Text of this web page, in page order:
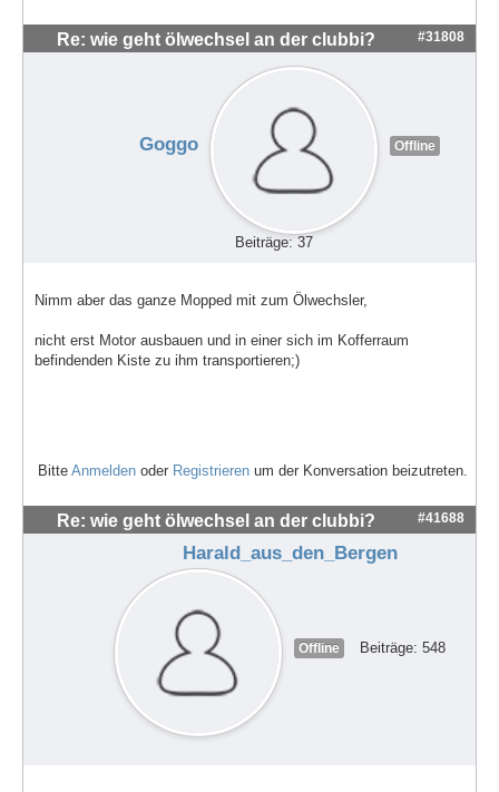
Re: wie geht ölwechsel an der clubbi? #31808
Goggo Offline
Beiträge: 37
Nimm aber das ganze Mopped mit zum Ölwechsler,
nicht erst Motor ausbauen und in einer sich im Kofferraum
befindenden Kiste zu ihm transportieren;)
Bitte Anmelden oder Registrieren um der Konversation beizutreten.
Re: wie geht ölwechsel an der clubbi? #41688
Harald_aus_den_Bergen
Offline Beiträge: 548